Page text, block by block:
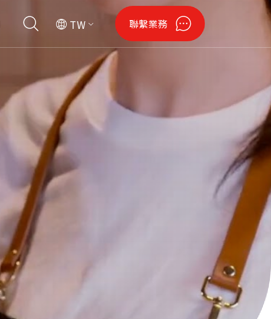
閒
瓶
潔淨綠能 無人機
財產聲明 認證專區
資訊
說會資料
TW 聯繫業務